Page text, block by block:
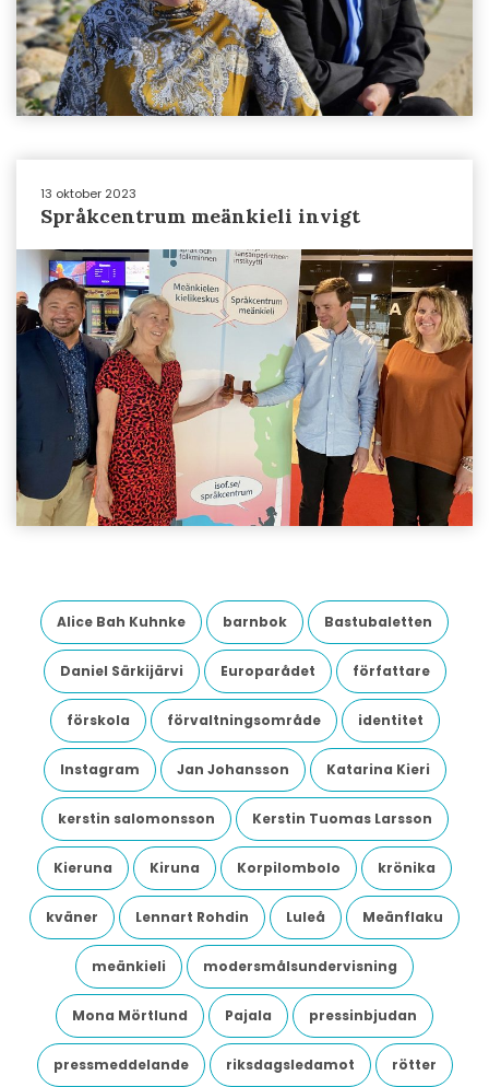
13 oktober 2023
Språkcentrum meänkieli invigt
Alice Bah Kuhnke barnbok Bastubaletten
Daniel Särkijärvi Europarådet författare
förskola förvaltningsområde identitet
Instagram Jan Johansson Katarina Kieri
kerstin salomonsson Kerstin Tuomas Larsson
Kieruna Kiruna Korpilombolo krönika
kväner Lennart Rohdin Luleå Meänflaku
meänkieli modersmålsundervisning
Mona Mörtlund Pajala pressinbjudan
pressmeddelande riksdagsledamot rötter